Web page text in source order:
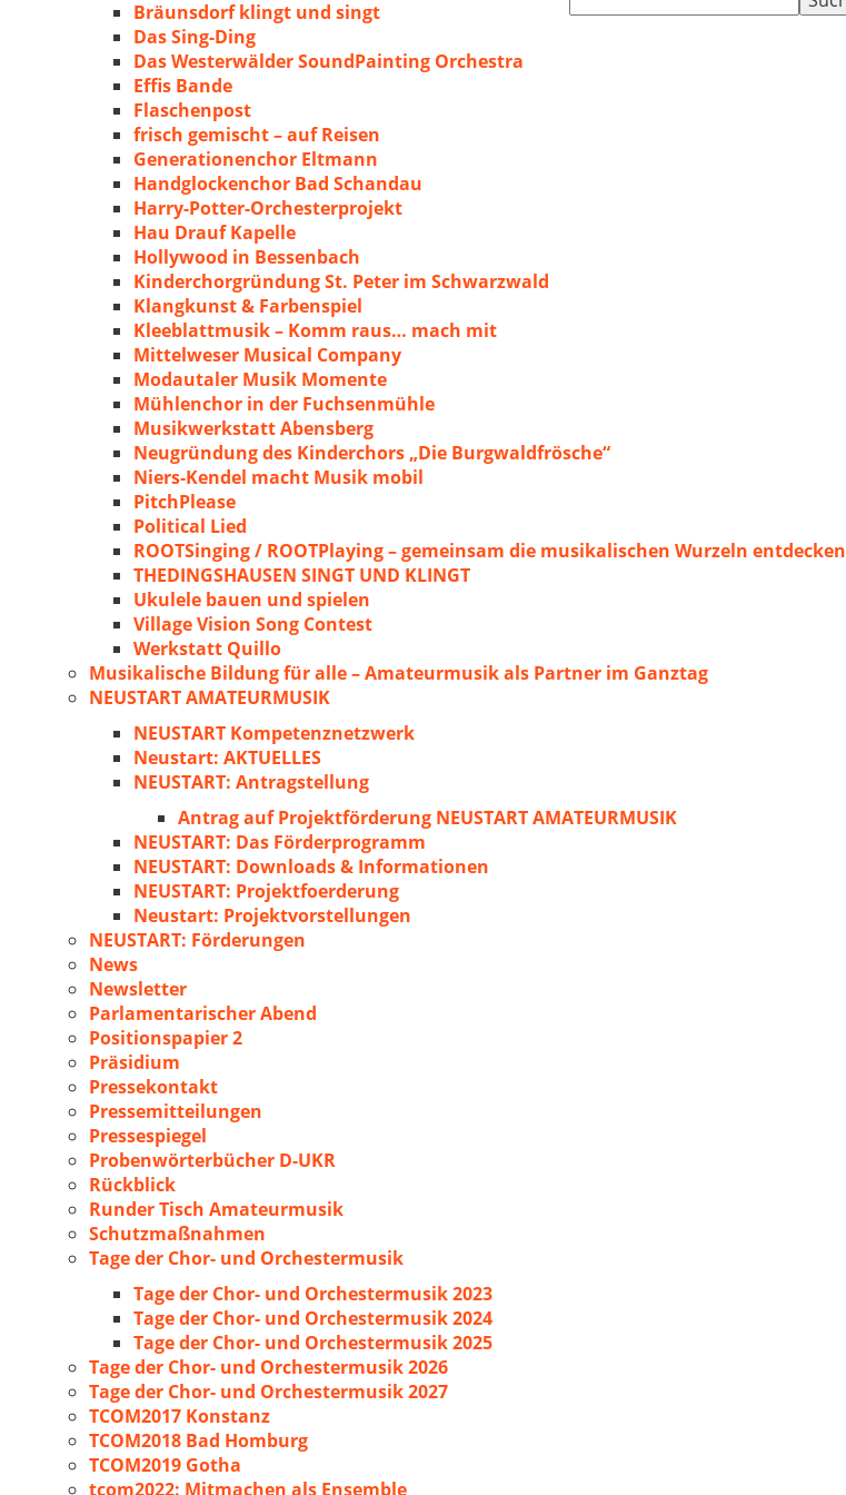
nach:
Bräunsdorf klingt und singt
Das Sing-Ding
Das Westerwälder SoundPainting Orchestra
Effis Bande
Flaschenpost
frisch gemischt – auf Reisen
Generationenchor Eltmann
Handglockenchor Bad Schandau
Harry-Potter-Orchesterprojekt
Hau Drauf Kapelle
Hollywood in Bessenbach
Kinderchorgründung St. Peter im Schwarzwald
Klangkunst & Farbenspiel
Kleeblattmusik – Komm raus… mach mit
Mittelweser Musical Company
Modautaler Musik Momente
Mühlenchor in der Fuchsenmühle
Musikwerkstatt Abensberg
Neugründung des Kinderchors „Die Burgwaldfrösche“
Niers-Kendel macht Musik mobil
PitchPlease
Political Lied
ROOTSinging / ROOTPlaying – gemeinsam die musikalischen Wurzeln entdecken
THEDINGSHAUSEN SINGT UND KLINGT
Ukulele bauen und spielen
Village Vision Song Contest
Werkstatt Quillo
Musikalische Bildung für alle – Amateurmusik als Partner im Ganztag
NEUSTART AMATEURMUSIK
NEUSTART Kompetenznetzwerk
Neustart: AKTUELLES
NEUSTART: Antragstellung
Antrag auf Projektförderung NEUSTART AMATEURMUSIK
NEUSTART: Das Förderprogramm
NEUSTART: Downloads & Informationen
NEUSTART: Projektfoerderung
Neustart: Projektvorstellungen
NEUSTART: Förderungen
News
Newsletter
Parlamentarischer Abend
Positionspapier 2
Präsidium
Pressekontakt
Pressemitteilungen
Pressespiegel
Probenwörterbücher D-UKR
Rückblick
Runder Tisch Amateurmusik
Schutzmaßnahmen
Tage der Chor- und Orchestermusik
Tage der Chor- und Orchestermusik 2023
Tage der Chor- und Orchestermusik 2024
Tage der Chor- und Orchestermusik 2025
Tage der Chor- und Orchestermusik 2026
Tage der Chor- und Orchestermusik 2027
TCOM2017 Konstanz
TCOM2018 Bad Homburg
TCOM2019 Gotha
tcom2022: Mitmachen als Ensemble